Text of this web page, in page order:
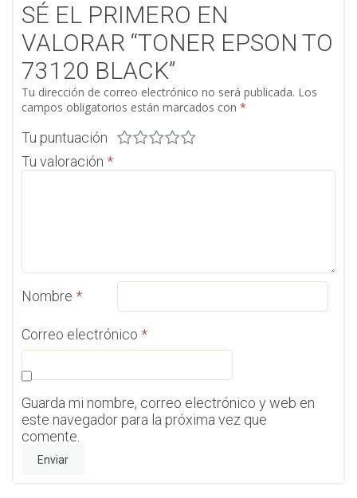
SÉ EL PRIMERO EN
VALORAR “TONER EPSON TO
73120 BLACK”
Tu dirección de correo electrónico no será publicada. Los
campos obligatorios están marcados con *
Tu puntuación
Tu valoración *
Nombre *
Correo electrónico *
Guarda mi nombre, correo electrónico y web en
este navegador para la próxima vez que
comente.